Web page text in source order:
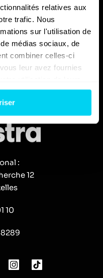
relatives aux
trafic. Nous
sur l'utilisation de
médias sociaux, de
combiner celles-ci
leur avez fournies
notre blog utile et
à nous contacter si
des commentaires.
:
12
10